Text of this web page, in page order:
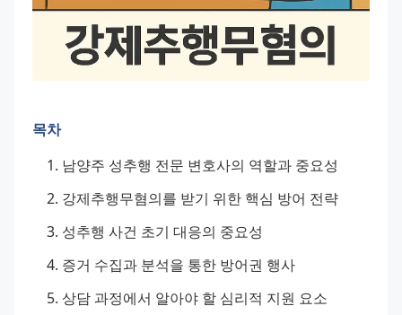
목차
남양주 성추행 전문 변호사의 역할과 중요성
강제추행무혐의를 받기 위한 핵심 방어 전략
성추행 사건 초기 대응의 중요성
증거 수집과 분석을 통한 방어권 행사
상담 과정에서 알아야 할 심리적 지원 요소